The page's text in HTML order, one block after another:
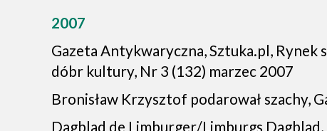
2007
Gazeta Antykwaryczna, Sztuka.pl,
dóbr kultury, Nr 3 (132) marzec 2007
Bronisław Krzysztof podarował szachy,
Dagblad de Limburger/Limburgs